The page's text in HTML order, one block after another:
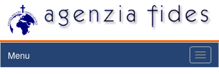
Menu